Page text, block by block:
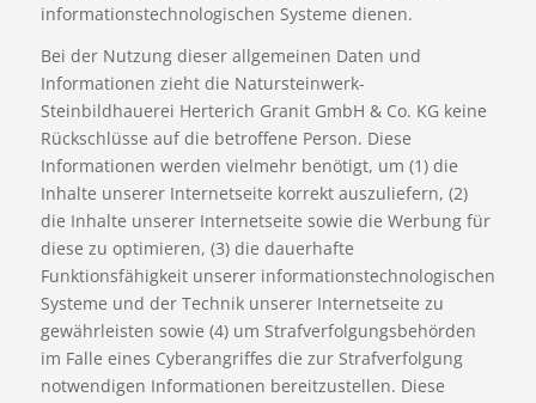
informationstechnologischen Systeme dienen.
Bei der Nutzung dieser allgemeinen Daten und
Informationen zieht die Natursteinwerk-
Steinbildhauerei Herterich Granit GmbH & Co. KG keine
Rückschlüsse auf die betroffene Person. Diese
Informationen werden vielmehr benötigt, um (1) die
Inhalte unserer Internetseite korrekt auszuliefern, (2)
die Inhalte unserer Internetseite sowie die Werbung für
diese zu optimieren, (3) die dauerhafte
Funktionsfähigkeit unserer informationstechnologischen
Systeme und der Technik unserer Internetseite zu
gewährleisten sowie (4) um Strafverfolgungsbehörden
im Falle eines Cyberangriffes die zur Strafverfolgung
notwendigen Informationen bereitzustellen. Diese